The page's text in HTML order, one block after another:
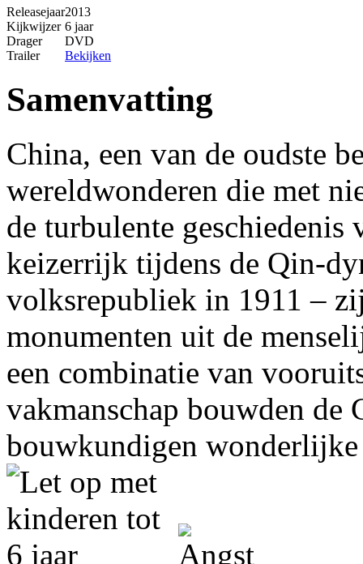
Releasejaar2013
Kijkwijzer 6 jaar
Drager
DVD
Trailer
Bekijken
Samenvatting
China, een van de oudste
wereldwonderen die met
de turbulente geschiedenis
keizerrijk tijdens de Qin-
volksrepubliek in 1911 –
monumenten uit de
een combinatie van
vakmanschap bouwden de
bouwkundigen